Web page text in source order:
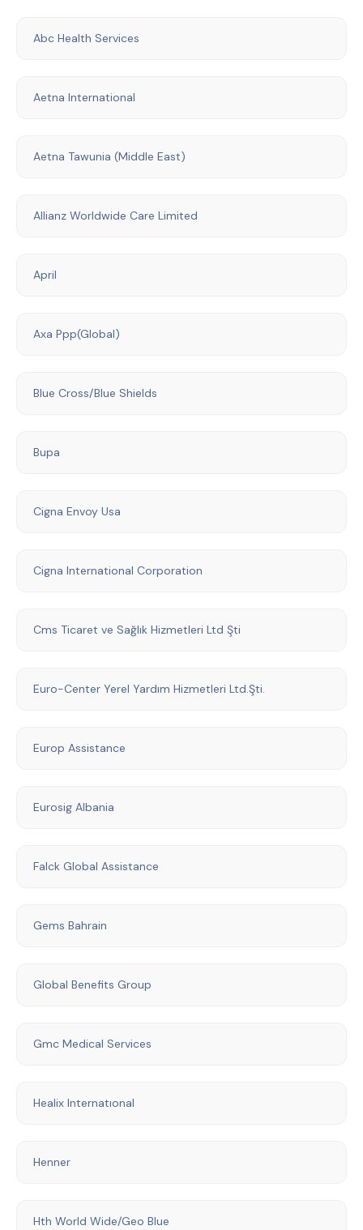
Abc Health Services
Aetna International
Aetna Tawunia (Middle East)
Allianz Worldwide Care Limited
April
Axa Ppp(Global)
Blue Cross/Blue Shields
Bupa
Cigna Envoy Usa
Cigna International Corporation
Cms Ticaret ve Sağlık Hizmetleri Ltd Şti
Euro-Center Yerel Yardım Hizmetleri Ltd.Şti.
Europ Assistance
Eurosig Albania
Falck Global Assistance
Gems Bahrain
Global Benefits Group
Gmc Medical Services
Healix Internatıonal
Henner
Hth World Wide/Geo Blue